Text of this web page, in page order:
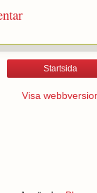
Startsida
Visa